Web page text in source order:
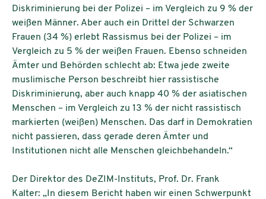
Diskriminierung bei der Polizei – im Vergleich zu 9 % der
weißen Männer. Aber auch ein Drittel der Schwarzen
Frauen (34 %) erlebt Rassismus bei der Polizei – im
Vergleich zu 5 % der weißen Frauen. Ebenso schneiden
Ämter und Behörden schlecht ab: Etwa jede zweite
muslimische Person beschreibt hier rassistische
Diskriminierung, aber auch knapp 40 % der asiatischen
Menschen – im Vergleich zu 13 % der nicht rassistisch
markierten (weißen) Menschen. Das darf in Demokratien
nicht passieren, dass gerade deren Ämter und
Institutionen nicht alle Menschen gleichbehandeln.“
Der Direktor des DeZIM-Instituts, Prof. Dr. Frank
Kalter: „In diesem Bericht haben wir einen Schwerpunkt